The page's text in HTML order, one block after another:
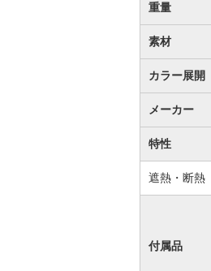
重量
素材
カラー展開
メーカー
特性
遮熱・断熱
付属品